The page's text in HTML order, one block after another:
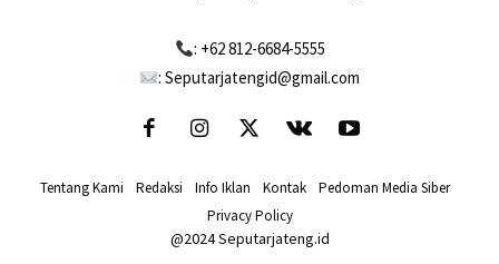
: +62 812-6684-5555
: Seputarjatengid@gmail.com
Tentang Kami Redaksi Info Iklan Kontak Pedoman Media Siber
Privacy Policy
@2024 Seputarjateng.id